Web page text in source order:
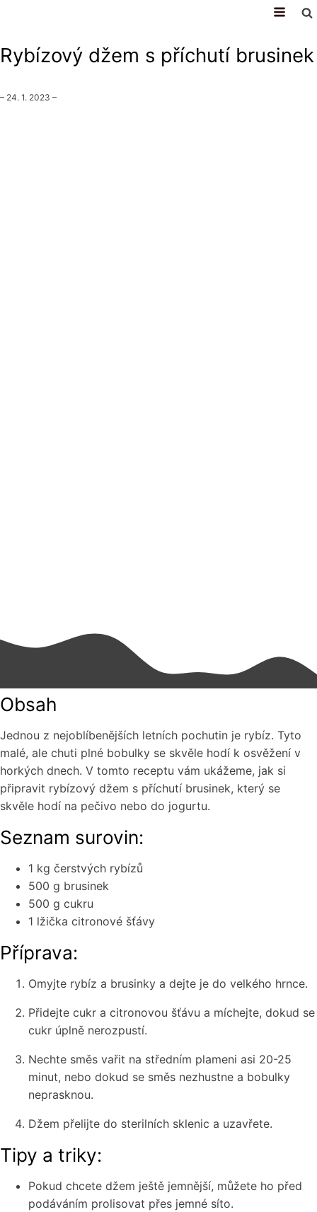
Rybízový džem s příchutí brusinek
– 24. 1. 2023 –
Obsah
Jednou z nejoblíbenějších letních pochutin je rybíz. Tyto
malé, ale chuti plné bobulky se skvěle hodí k osvěžení v
horkých dnech. V tomto receptu vám ukážeme, jak si
připravit rybízový džem s příchutí brusinek, který se
skvěle hodí na pečivo nebo do jogurtu.
Seznam surovin:
1 kg čerstvých rybízů
500 g brusinek
500 g cukru
1 lžička citronové šťávy
Příprava:
Omyjte rybíz a brusinky a dejte je do velkého hrnce.
Přidejte cukr a citronovou šťávu a míchejte, dokud se
cukr úplně nerozpustí.
Nechte směs vařit na středním plameni asi 20-25
minut, nebo dokud se směs nezhustne a bobulky
neprasknou.
Džem přelijte do sterilních sklenic a uzavřete.
Tipy a triky:
Pokud chcete džem ještě jemnější, můžete ho před
podáváním prolisovat přes jemné síto.